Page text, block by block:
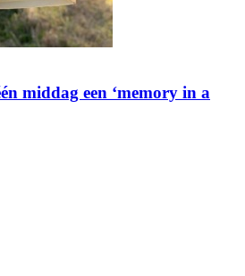
middag een ‘memory in a